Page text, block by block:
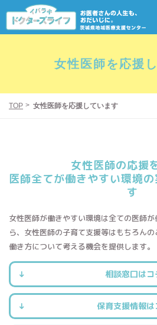
女性医師を応援
TOP 女性医師を応援しています
女性医師の応援
医師全てが働きやすい環境の
す
女性医師が働きやすい環境は全ての医師
ら、女性医師の子育て支援等はもちろん
働き方について考える機会を提供します。
相談窓口はコ
保育支援情報は